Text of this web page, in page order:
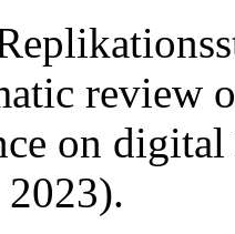
review
on